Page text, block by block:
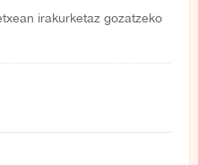
irakurketaz gozatzeko